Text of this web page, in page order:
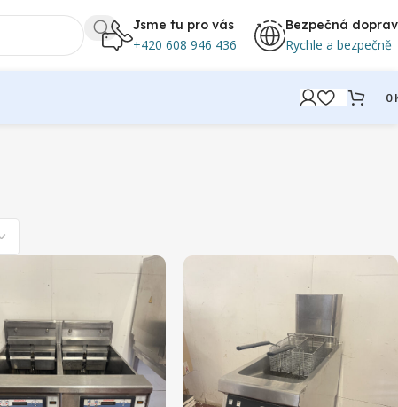
Jsme tu pro vás
+420 608 946 436
Bezpečná
Rychle a bezpečně
0